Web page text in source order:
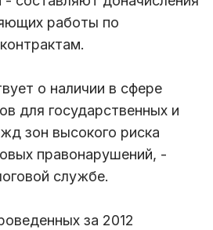
работы по
о наличии в сфере
для государственных и
зон высокого риска
правонарушений, -
службе.
за 2012